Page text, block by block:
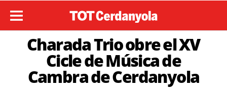
Charada Trio obre el XV
Cicle de Música de
Cambra de Cerdanyola